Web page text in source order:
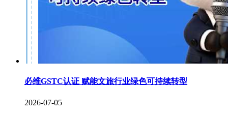
必维GSTC认证 赋能文旅行业绿色可持续转型
2026-07-05